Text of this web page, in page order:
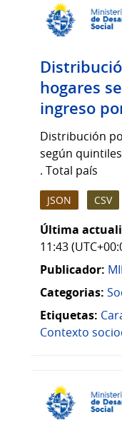
hogares
ingreso
Distribución
según
. Total país
JSON CSV
Última
11:43
Publicador:
Categorias:
Etiquetas:
Contexto